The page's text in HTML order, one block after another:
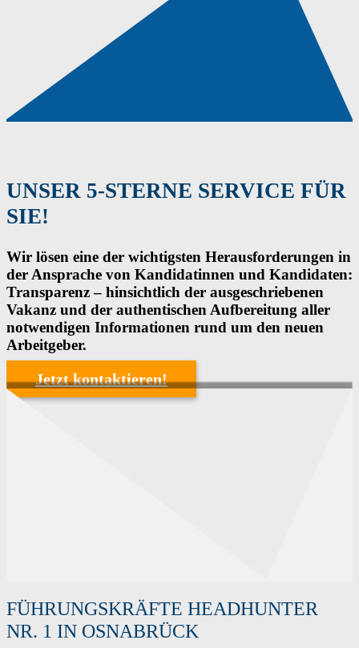
UNSER 5-STERNE SERVICE FÜR
SIE!
Wir lösen eine der wichtigsten Herausforderungen in
der Ansprache von Kandidatinnen und Kandidaten:
Transparenz – hinsichtlich der ausgeschriebenen
Vakanz und der authentischen Aufbereitung aller
notwendigen Informationen rund um den neuen
Arbeitgeber.
Jetzt kontaktieren!
FÜHRUNGSKRÄFTE HEADHUNTER
NR. 1 IN OSNABRÜCK